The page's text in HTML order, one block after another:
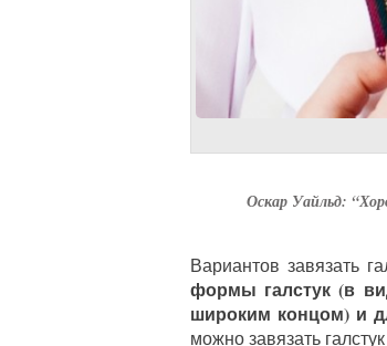
Оскар Уайльд:
Вариантов завязать
формы галстук (в
широким концом) и
можно завязать